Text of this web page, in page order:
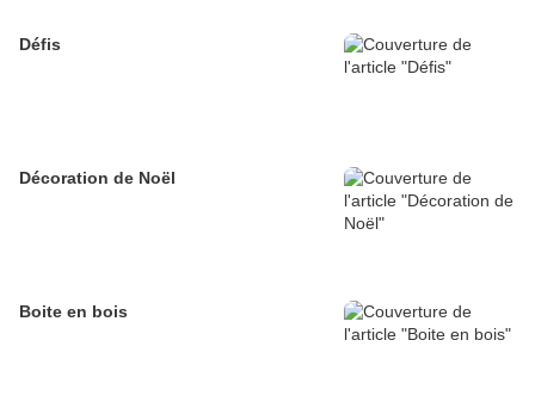
Défis
Décoration de Noël
Boite en bois